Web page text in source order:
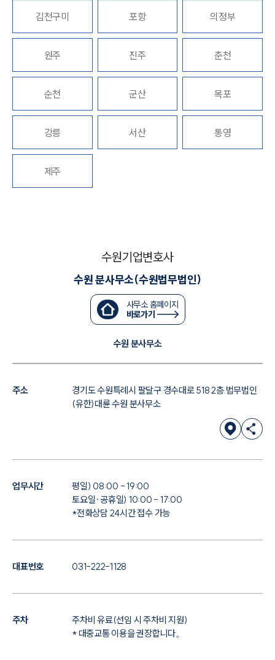
NEWS
언론보도
법률 블로그
법률서식
뉴스레터/브로슈어
세미나
대륜법률상담예약
김천구미 포항 의정부
원주 진주 춘천
순천 군산 목포
강릉 서산 통영
제주
수원기업변호사
수원 분사무소(수원법무법인)
사무소 홈페이지
바로가기
수원 분사무소
주소
경기도 수원특례시 팔달구 경수대로 518 2층 법무법인
(유한)대륜 수원 분사무소
업무시간
평일) 08:00 - 19:00
토요일·공휴일) 10:00 - 17:00
*전화상담 24시간 접수 가능
대표번호 031-222-1128
주차
주차비 유료(선임 시 주차비 지원)
* 대중교통 이용을 권장합니다。